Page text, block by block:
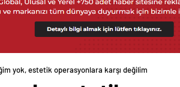
yok, estetik operasyonlara karşı değilim